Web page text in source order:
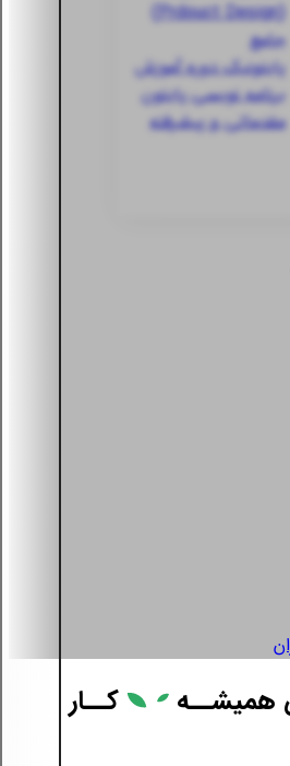
جامع
پایتونیکدوره آموزش
برنامه نویسی پایتون
مقدماتی و پیشرفته
کــار